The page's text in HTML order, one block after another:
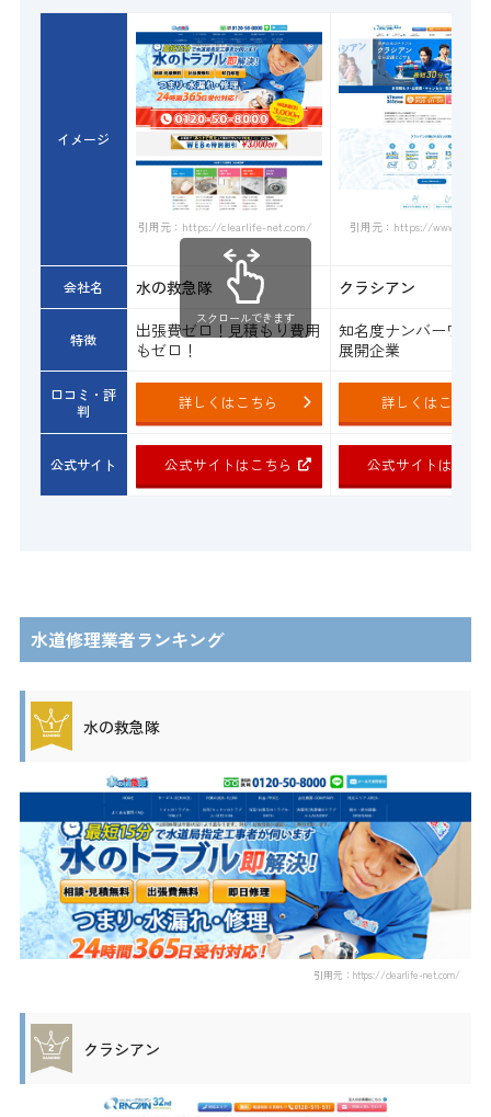
イメージ
引用元：https://clearlife-net.com/ 引用元：https://
会社名 水の救急隊 クラシアン
特徴
出張費ゼロ！見積もり費用
もゼロ！
知名度ナンバーワン
展開企業
口コミ・評
判
詳しくはこちら 詳しくはこちら
公式サイト 公式サイトはこちら 公式サイトはこち
スクロールできます
水道修理業者ランキング
水の救急隊
引用元：https://clearlife-net.com/
クラシアン